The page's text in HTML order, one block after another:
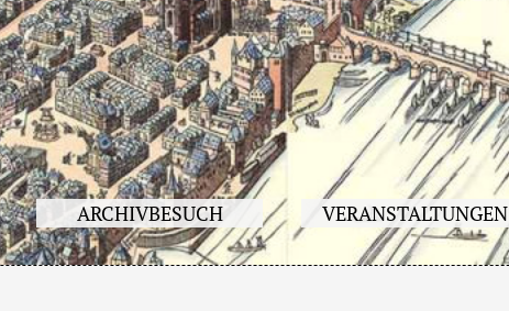
ARCHIVBESUCH VERANSTALTUNGEN